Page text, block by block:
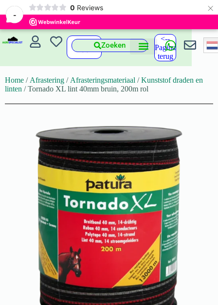
-
0 Reviews ×
Zoeken
<--
Pagina
terug
Home / Afrastering / Afrasteringsmateriaal /Kunststof draden en
linten / Tornado XL lint 40mm bruin, 200m rol